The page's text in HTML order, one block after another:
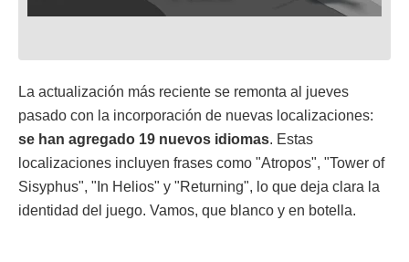
La actualización más reciente se remonta al jueves
pasado con la incorporación de nuevas localizaciones:
se han agregado 19 nuevos idiomas. Estas
localizaciones incluyen frases como "Atropos", "Tower of
Sisyphus", "In Helios" y "Returning", lo que deja clara la
identidad del juego. Vamos, que blanco y en botella.